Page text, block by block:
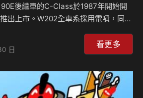
後繼車的C-Class於1987年開始開
出上市。W202全車系採用電噴，同時
Celsior說經典老車的故事嘍！
道：
想收聽之前W202的介紹？ Spotify：
SoundOn：https://reur…
日
看更多